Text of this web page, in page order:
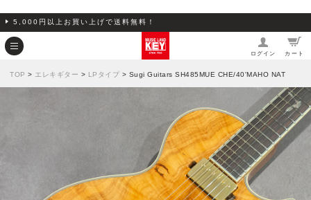
5,000円以上お買い上げで送料無料！
ログイン カート
TOP > エレキギター > LPタイプ > Sugi Guitars SH485MUE CHE/40'MAHO NAT